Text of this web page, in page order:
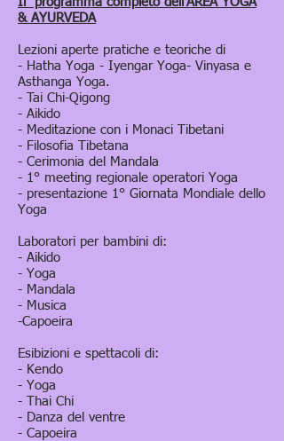
& AYURVEDA
Lezioni aperte pratiche e teoriche di
- Hatha Yoga - Iyengar Yoga- Vinyasa e
Asthanga Yoga.
- Tai Chi-Qigong
- Aikido
- Meditazione con i Monaci Tibetani
- Filosofia Tibetana
- Cerimonia del Mandala
- 1° meeting regionale operatori Yoga
- presentazione 1° Giornata Mondiale dello
Yoga
Laboratori per bambini di:
- Aikido
- Yoga
- Mandala
- Musica
-Capoeira
Esibizioni e spettacoli di:
- Kendo
- Yoga
- Thai Chi
- Danza del ventre
- Capoeira